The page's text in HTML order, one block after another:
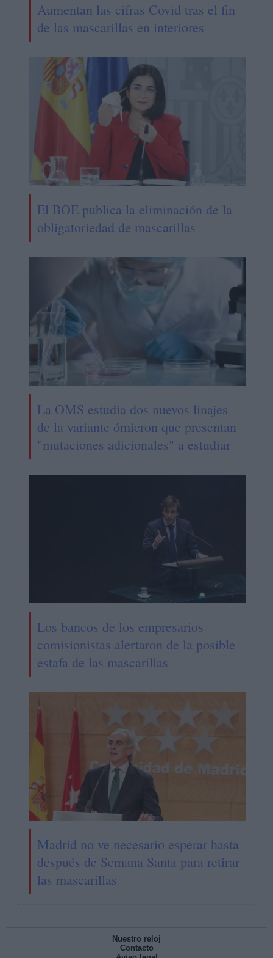
Aumentan las cifras Covid tras el fin
de las mascarillas en interiores
El BOE publica la eliminación de la
obligatoriedad de mascarillas
La OMS estudia dos nuevos linajes
de la variante ómicron que presentan
"mutaciones adicionales" a estudiar
Los bancos de los empresarios
comisionistas alertaron de la posible
estafa de las mascarillas
Madrid no ve necesario esperar hasta
después de Semana Santa para retirar
las mascarillas
Nuestro reloj
Contacto